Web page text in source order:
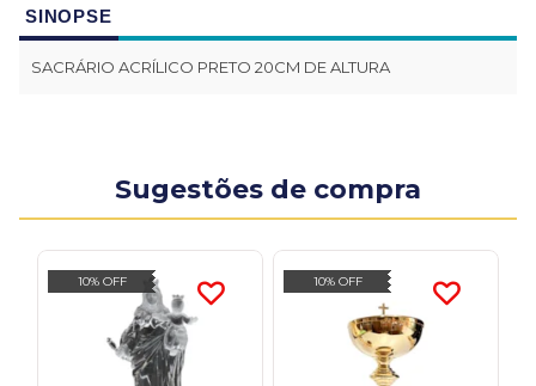
SINOPSE
SACRÁRIO ACRÍLICO PRETO 20CM DE ALTURA
Sugestões de compra
10% OFF 10% OFF